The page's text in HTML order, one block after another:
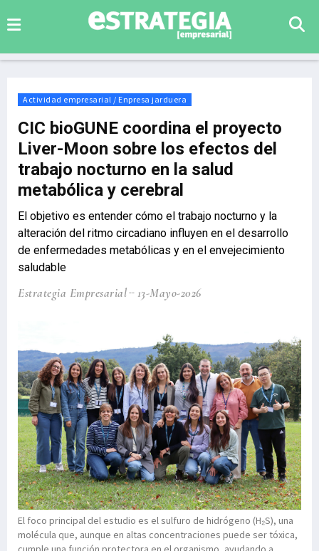
Actividad empresarial / Enpresa jarduera
CIC bioGUNE coordina el proyecto
Liver-Moon sobre los efectos del
trabajo nocturno en la salud
metabólica y cerebral
El objetivo es entender cómo el trabajo nocturno y la
alteración del ritmo circadiano influyen en el desarrollo
de enfermedades metabólicas y en el envejecimiento
saludable
Estrategia Empresarial 13-Mayo-2026
El foco principal del estudio es el sulfuro de hidrógeno (H₂S), una
molécula que, aunque en altas concentraciones puede ser tóxica,